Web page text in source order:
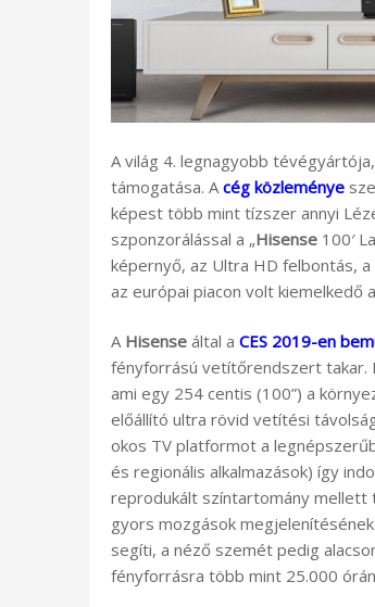
A világ 4. legnagyobb
támogatása. A cég közleménye
képest több mint tízszer annyi
szponzorálással a „Hisense 100′
képernyő, az Ultra HD felbontás, a
az európai piacon volt kiemelkedő
A Hisense által a CES 2019-en
fényforrású vetítőrendszert takar.
ami egy 254 centis (100”) a
előállító ultra rövid vetítési
okos TV platformot a
és regionális alkalmazások) így
reprodukált színtartomány mellett
gyors mozgások
segíti, a néző szemét pedig
fényforrásra több mint 25.000